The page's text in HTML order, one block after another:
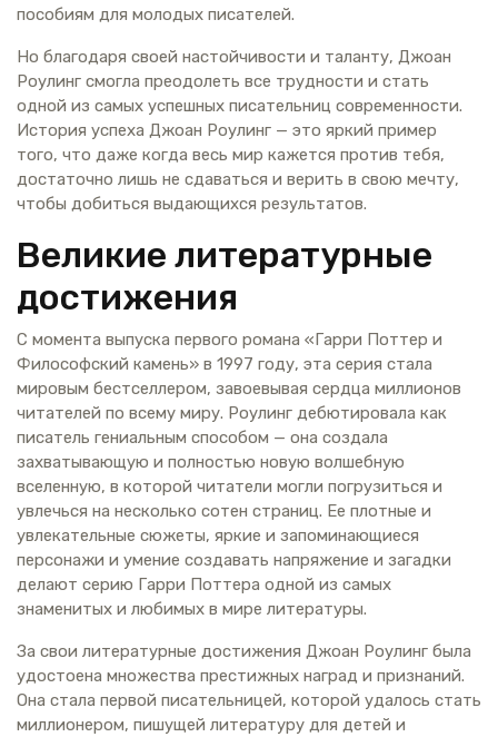
пособиям для молодых писателей.
Но благодаря своей настойчивости и таланту, Джоан
Роулинг смогла преодолеть все трудности и стать
одной из самых успешных писательниц современности.
История успеха Джоан Роулинг — это яркий пример
того, что даже когда весь мир кажется против тебя,
достаточно лишь не сдаваться и верить в свою мечту,
чтобы добиться выдающихся результатов.
Великие литературные
достижения
С момента выпуска первого романа «Гарри Поттер и
Философский камень» в 1997 году, эта серия стала
мировым бестселлером, завоевывая сердца миллионов
читателей по всему миру. Роулинг дебютировала как
писатель гениальным способом — она создала
захватывающую и полностью новую волшебную
вселенную, в которой читатели могли погрузиться и
увлечься на несколько сотен страниц. Ее плотные и
увлекательные сюжеты, яркие и запоминающиеся
персонажи и умение создавать напряжение и загадки
делают серию Гарри Поттера одной из самых
знаменитых и любимых в мире литературы.
За свои литературные достижения Джоан Роулинг была
удостоена множества престижных наград и признаний.
Она стала первой писательницей, которой удалось стать
миллионером, пишущей литературу для детей и